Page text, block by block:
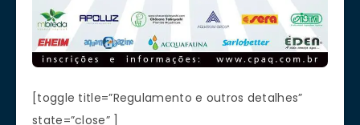
[toggle title=”Regulamento e outros detalhes”
state=”close” ]